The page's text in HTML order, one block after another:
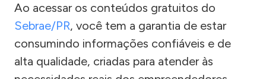
Ao acessar os conteúdos gratuitos do
Sebrae/PR, você tem a garantia de estar
consumindo informações confiáveis e de
alta qualidade, criadas para atender às